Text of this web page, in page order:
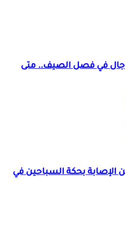
في فصل الصيف.. متى
الإصابة بحكة السباحين في